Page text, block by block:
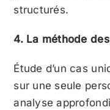
structurés.
4. La méthode
Étude d’un cas
sur une seule
analyse